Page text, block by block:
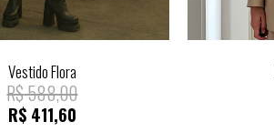
Vestido Flora
R$588,00
R$411,60